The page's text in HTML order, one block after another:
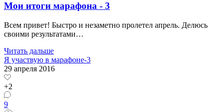
Мои итоги марафона - 3
Всем привет! Быстро и незаметно пролетел апрель. Делюсь
своими результатами…
Читать дальше
Я участвую в марафоне-3
29 апреля 2016
+2
9